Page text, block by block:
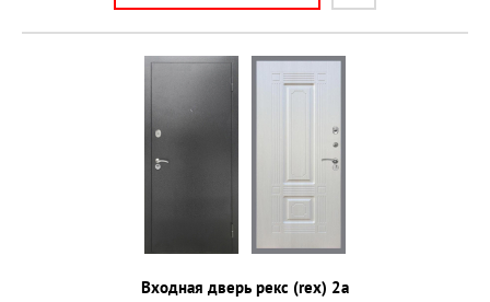
Входная дверь рекс (rex) 2а